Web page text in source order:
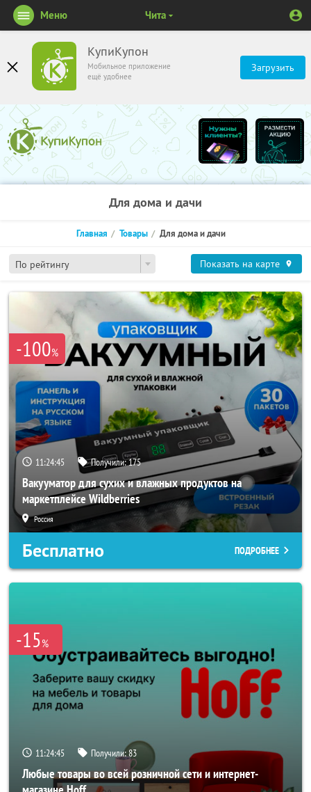
КупиКупон
Мобильное приложение
ещё удобнее
Загрузить
Меню Чита
Для дома и дачи
По рейтингу
Главная Товары Для дома и дачи
Показать на карте
-100%
11:24:44 Получили:175
Вакууматор для сухих и влажных продуктов на
маркетплейсе Wildberries
Россия
Бесплатно ПОДРОБНЕЕ
-15%
11:24:44 Получили:83
Любые товары во всей розничной сети и интернет-